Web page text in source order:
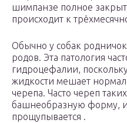
шимпанзе полное
происходит к
Обычно у собак
родов. Эта патология
гидроцефалии,
жидкости мешает
черепа. Часто череп
башнеобразную форму,
прощупывается .